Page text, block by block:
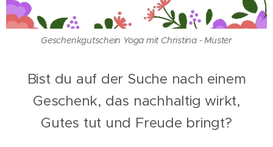
Geschenkgutschein Yoga mit Christina - Muster
Bist du auf der Suche nach einem
Geschenk, das nachhaltig wirkt,
Gutes tut und Freude bringt?